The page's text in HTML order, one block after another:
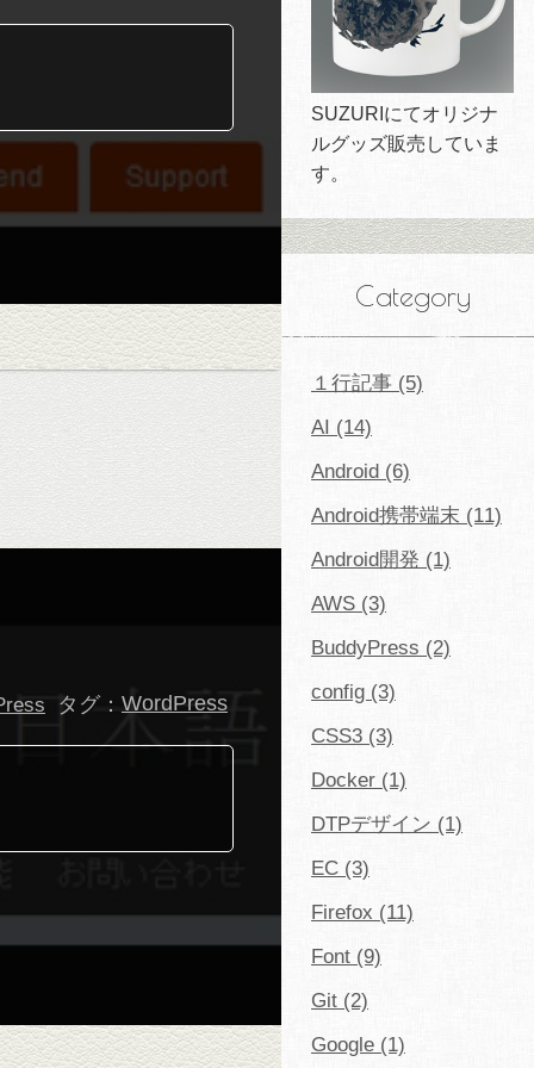
タグ： WordPress
SUZURIにてオリジナ
ルグッズ販売していま
す。
Category
１行記事 (5)
AI (14)
Android (6)
Android携帯端末 (11)
Android開発 (1)
AWS (3)
BuddyPress (2)
config (3)
CSS3 (3)
Docker (1)
DTPデザイン (1)
EC (3)
Firefox (11)
Font (9)
Git (2)
Google (1)